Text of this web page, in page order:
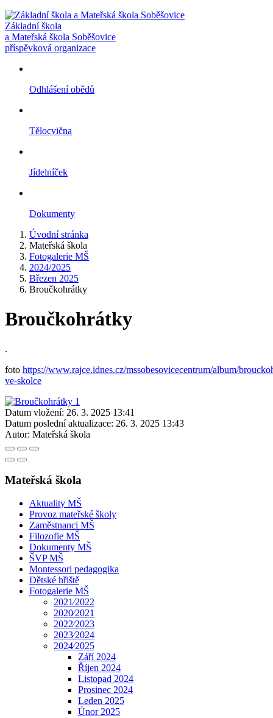
Základní škola
a Mateřská škola Soběšovice
příspěvková organizace
Odhlášení obědů
Tělocvična
Jídelníček
Dokumenty
Úvodní stránka
Mateřská škola
Fotogalerie MŠ
2024/2025
Březen 2025
Broučkohrátky
Broučkohrátky
.
foto https://www.rajce.idnes.cz/mssobesovicecentrum/album/
ve-skolce
Datum vložení: 26. 3. 2025 13:41
Datum poslední aktualizace: 26. 3. 2025 13:43
Autor: Mateřská škola
Mateřská škola
Aktuality MŠ
Provoz mateřské školy
Zaměstnanci MŠ
Filozofie MŠ
Dokumenty MŠ
ŠVP MŠ
Montessori pedagogika
Dětské hřiště
Fotogalerie MŠ
2021⁄2022
2020⁄2021
2022⁄2023
2023⁄2024
2024⁄2025
Září 2024
Říjen 2024
Listopad 2024
Prosinec 2024
Leden 2025
Únor 2025